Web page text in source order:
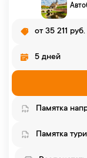
от 35 211 руб.
5 дней
Памятка
Памятка